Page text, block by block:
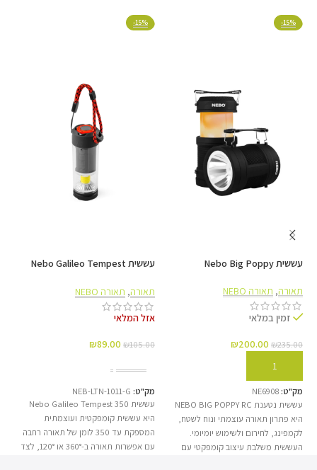
עוצמת תאורה איכותית של 1080 לומן (15W LED)
סוללת LiFePO₄ 25Ah עם אורך חיים ארוך במיוחד
-15%
עששית Nebo Big Poppy
תאורה, תאורה NEBO
זמין במלאי
₪235.00
₪200.00
הוספה לסל
מק"ט:NE6908
עששית נטענת NEBO BIG POPPY RC
היא פתרון תאורה עוצמתי ונוח לשטח,
לקמפינג, לחירום ולשימוש יומיומי.
העששית משלבת עיצוב קומפקטי עם
-15%
עששית Nebo Galileo Tempest
תאורה, תאורה NEBO
אזל המלאי
₪105.00
₪89.00
מק"ט: NEB-LTN-1011-G
עששית Nebo Galileo Tempest 350
היא עששית קומפקטית ועוצמתית
המספקת עד 350 לומן של תאורה רחבה
עם אפשרות תאורה ב-360° או 120°, לצד